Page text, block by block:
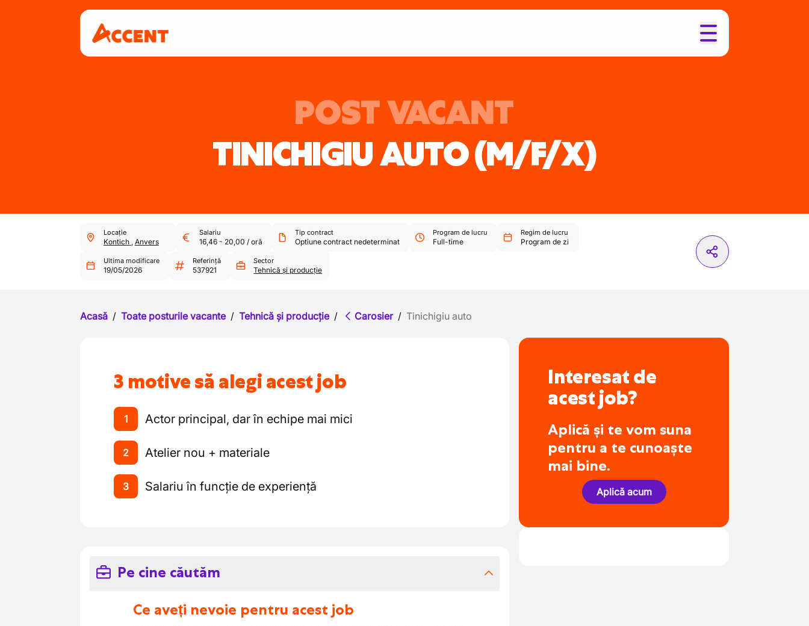
POST VACANT
TINICHIGIU AUTO(M/F/X)
Locație
Kontich , Anvers
Salariu
16,46- 20,00 / oră
Tip contract
Optiune contract nedeterminat
Program de lucru
Full-time
Regim de lucru
Program de zi
Ultima modificare
19/05/2026
Referință
537921
Sector
Tehnică și producție
Acasă / Toate posturile vacante / Tehnică și producție / Carosier / Tinichigiu auto
3 motive să alegi acest job
1 Actor principal, dar în echipe mai mici
2 Atelier nou + materiale
3 Salariu în funcție de experiență
Pe cine căutăm
Ce aveți nevoie pentru acest job
Interesat de
acest job?
Aplică și te vom suna
pentru a te cunoaște
mai bine.
Aplică acum